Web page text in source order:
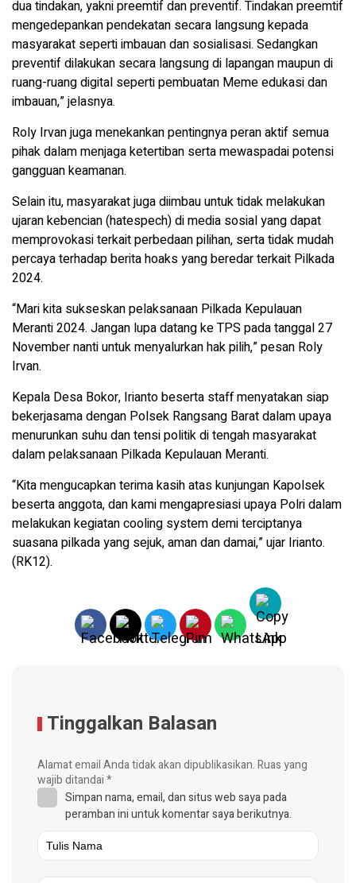
dua tindakan, yakni preemtif dan preventif. Tindakan preemtif
mengedepankan pendekatan secara langsung kepada
masyarakat seperti imbauan dan sosialisasi. Sedangkan
preventif dilakukan secara langsung di lapangan maupun di
ruang-ruang digital seperti pembuatan Meme edukasi dan
imbauan,” jelasnya.
Roly Irvan juga menekankan pentingnya peran aktif semua
pihak dalam menjaga ketertiban serta mewaspadai potensi
gangguan keamanan.
Selain itu, masyarakat juga diimbau untuk tidak melakukan
ujaran kebencian (hatespech) di media sosial yang dapat
memprovokasi terkait perbedaan pilihan, serta tidak mudah
percaya terhadap berita hoaks yang beredar terkait Pilkada
2024.
“Mari kita sukseskan pelaksanaan Pilkada Kepulauan
Meranti 2024. Jangan lupa datang ke TPS pada tanggal 27
November nanti untuk menyalurkan hak pilih,” pesan Roly
Irvan.
Kepala Desa Bokor, Irianto beserta staff menyatakan siap
bekerjasama dengan Polsek Rangsang Barat dalam upaya
menurunkan suhu dan tensi politik di tengah masyarakat
dalam pelaksanaan Pilkada Kepulauan Meranti.
“Kita mengucapkan terima kasih atas kunjungan Kapolsek
beserta anggota, dan kami mengapresiasi upaya Polri dalam
melakukan kegiatan cooling system demi terciptanya
suasana pilkada yang sejuk, aman dan damai,” ujar Irianto.
(RK12).
Tinggalkan Balasan
Alamat email Anda tidak akan dipublikasikan.Ruas yang
wajib ditandai*
Simpan nama, email, dan situs web saya pada
peramban ini untuk komentar saya berikutnya.